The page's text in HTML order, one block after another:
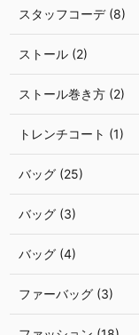
スタッフコーデ (8)
ストール (2)
ストール巻き方 (2)
トレンチコート (1)
バッグ (25)
バッグ (3)
バッグ (4)
ファーバッグ (3)